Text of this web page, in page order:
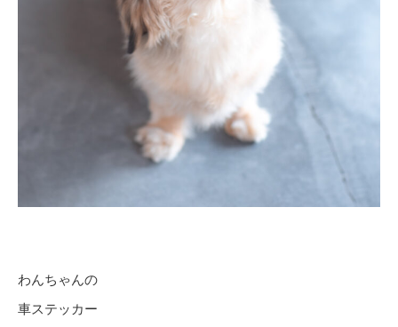
わんちゃんの
車ステッカー